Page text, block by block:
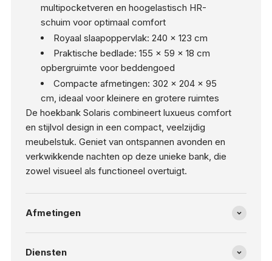
multipocketveren en hoogelastisch HR-
schuim voor optimaal comfort
Royaal slaapoppervlak: 240 x 123 cm
Praktische bedlade: 155 x 59 x 18 cm
opbergruimte voor beddengoed
Compacte afmetingen: 302 x 204 x 95
cm, ideaal voor kleinere en grotere ruimtes
De hoekbank Solaris combineert luxueus comfort
en stijlvol design in een compact, veelzijdig
meubelstuk. Geniet van ontspannen avonden en
verkwikkende nachten op deze unieke bank, die
zowel visueel als functioneel overtuigt.
Afmetingen
Diensten